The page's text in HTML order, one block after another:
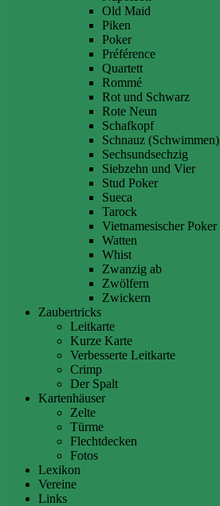
Old Maid
Piken
Poker
Préférence
Quartett
Rommé
Rot und Schwarz
Rote Neun
Schafkopf
Schnauz (Schwimmen)
Sechsundsechzig
Siebzehn und Vier
Stud Poker
Sueca
Tarock
Vietnamesischer Poker
Watten
Whist
Zwanzig ab
Zwölfern
Zwickern
Zaubertricks
Leitkarte
Kurze Karte
Verbesserte Leitkarte
Crimp
Der Spalt
Kartenhäuser
Zelte
Türme
Flechtdecken
Fotos
Lexikon
Vereine
Links